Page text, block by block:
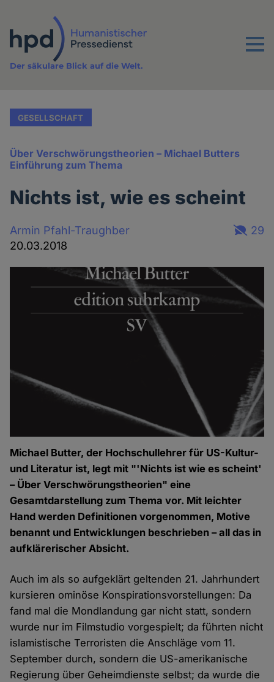
Inhalt
Menu
Der säkulare Blick auf die Welt.
GESELLSCHAFT
Über Verschwörungstheorien – Michael Butters
Einführung zum Thema
Nichts ist, wie es scheint
Armin Pfahl-Traughber
20.03.2018
29
Michael Butter, der Hochschullehrer für US-Kultur-
und Literatur ist, legt mit "'Nichts ist wie es scheint'
– Über Verschwörungstheorien" eine
Gesamtdarstellung zum Thema vor. Mit leichter
Hand werden Definitionen vorgenommen, Motive
benannt und Entwicklungen beschrieben – all das in
aufklärerischer Absicht.
Auch im als so aufgeklärt geltenden 21. Jahrhundert
kursieren ominöse Konspirationsvorstellungen: Da
fand mal die Mondlandung gar nicht statt, sondern
wurde nur im Filmstudio vorgespielt; da führten nicht
islamistische Terroristen die Anschläge vom 11.
September durch, sondern die US-amerikanische
Regierung über Geheimdienste selbst; da wurde die